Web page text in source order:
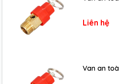
Liên hệ
Van an